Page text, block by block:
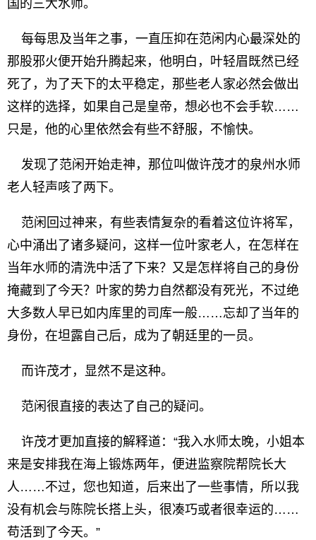
国的三大水师。
每每思及当年之事，一直压抑在范闲内心最深处的
那股邪火便开始升腾起来，他明白，叶轻眉既然已经
死了，为了天下的太平稳定，那些老人家必然会做出
这样的选择，如果自己是皇帝，想必也不会手软……
只是，他的心里依然会有些不舒服，不愉快。
发现了范闲开始走神，那位叫做许茂才的泉州水师
老人轻声咳了两下。
范闲回过神来，有些表情复杂的看着这位许将军，
心中涌出了诸多疑问，这样一位叶家老人，在怎样在
当年水师的清洗中活了下来？又是怎样将自己的身份
掩藏到了今天？叶家的势力自然都没有死光，不过绝
大多数人早已如内库里的司库一般……忘却了当年的
身份，在坦露自己后，成为了朝廷里的一员。
而许茂才，显然不是这种。
范闲很直接的表达了自己的疑问。
许茂才更加直接的解释道：“我入水师太晚，小姐本
来是安排我在海上锻炼两年，便进监察院帮院长大
人……不过，您也知道，后来出了一些事情，所以我
没有机会与陈院长搭上头，很凑巧或者很幸运的……
苟活到了今天。”